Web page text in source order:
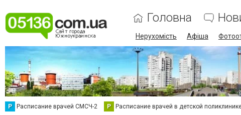
Головна
Нерухомість Афіша
Р Расписание врачей СМСЧ-2 Р Расписание врачей в детской